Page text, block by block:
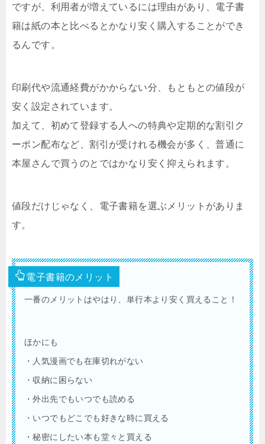
ですが、利用者が増えているには理由があり、電子書
籍は紙の本と比べるとかなり安く購入することができ
るんです。
印刷代や流通経費がかからない分、もともとの値段が
安く設定されています。
加えて、初めて登録する人への特典や定期的な割引ク
ーポン配布など、割引が受けれる機会が多く、普通に
本屋さんで買うのとではかなり安く抑えられます。
値段だけじゃなく、電子書籍を選ぶメリットがありま
す。
電子書籍のメリット
一番のメリットはやはり、単行本より安く買えること！
ほかにも
・人気漫画でも在庫切れがない
・収納に困らない
・外出先でもいつでも読める
・いつでもどこでも好きな時に買える
・秘密にしたい本も堂々と買える